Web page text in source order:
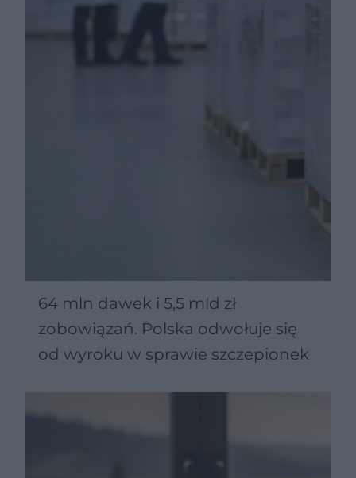
64 mln dawek i 5,5 mld zł
zobowiązań. Polska odwołuje się
od wyroku w sprawie szczepionek